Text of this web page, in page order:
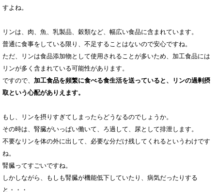
すよね。
リンは、肉、魚、乳製品、穀類など、幅広い食品に含まれています。
普通に食事をしている限り、不足することはないので安心ですね。
ただ、リンは食品添加物として使用されることが多いため、加工食品には
リンが多く含まれている可能性があります。
ですので、 加工食品を頻繁に食べる食生活を送っていると、リンの過剰摂
取という心配がありえます。
もし、リンを摂りすぎてしまったらどうなるのでしょうか。
その時は、腎臓がいっぱい働いて、ろ過して、尿として排泄します。
不要なリンを体の外に出して、必要な分だけ残してくれるというわけです
ね。
腎臓ってすごいですね。
しかしながら、もしも腎臓が機能低下していたり、病気だったりする
と・・・